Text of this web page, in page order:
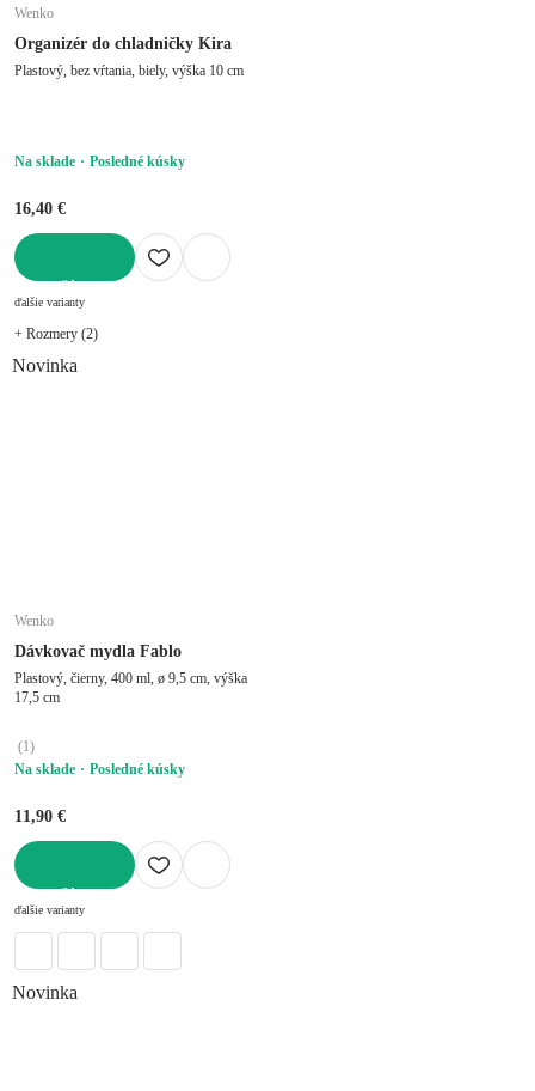
Wenko
Organizér do chladničky Kira
Plastový, bez vŕtania, biely, výška 10 cm
Na sklade Posledné kúsky
16,40 €
ďalšie varianty
+ Rozmery (2)
Novinka
Wenko
Dávkovač mydla Fablo
Plastový, čierny, 400 ml, ø 9,5 cm, výška
17,5 cm
(1)
Na sklade
Posledné kúsky
11,90 €
ďalšie varianty
Novinka